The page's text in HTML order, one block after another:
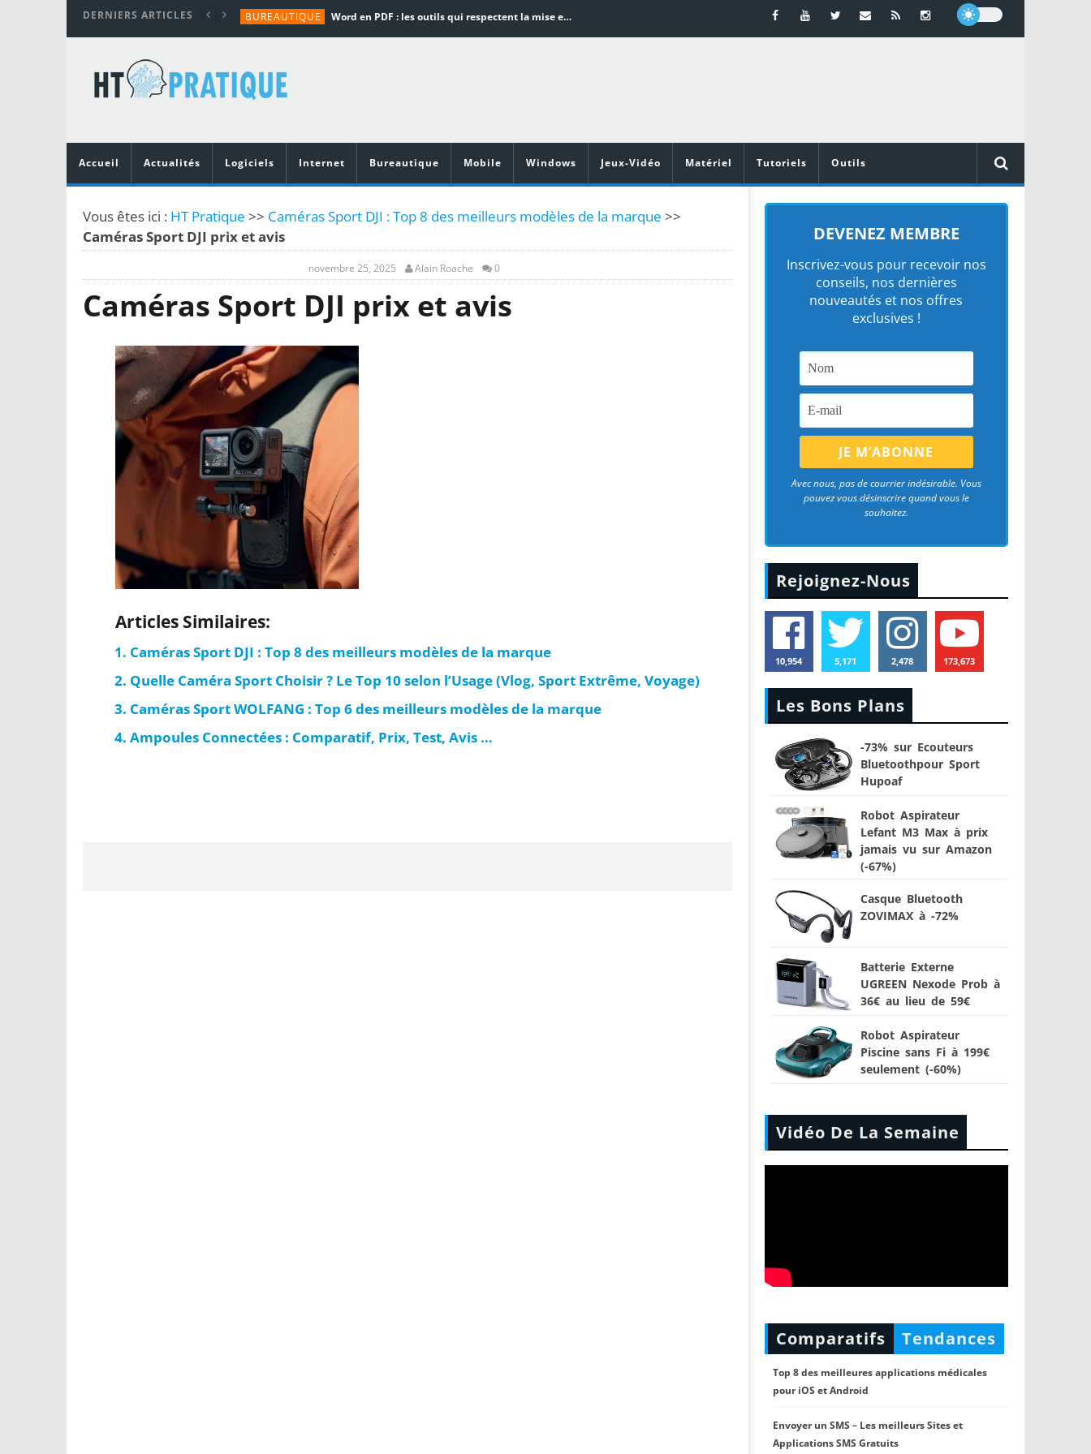
DERNIERS ARTICLES BUREAUTIQUE Word en PDF : les outils qui respectent la mise en page
TUTORIALS
MATÉRIEL
Vidéoprojecteurs Asus : Top 6 des meilleurs modèles de la marque
Accueil
Actualités Logiciels Internet Bureautique Mobile Windows Jeux-Vidéo Matériel Tutoriels Outils
Vous êtes ici : HT Pratique >> Caméras Sport DJI : Top 8 des meilleurs modèles de la marque >>
Caméras Sport DJI prix et avis
novembre 25, 2025 Alain Roache 0
Caméras Sport DJI prix et avis
Articles Similaires:
Caméras Sport DJI : Top 8 des meilleurs modèles de la marque
Quelle Caméra Sport Choisir ? Le Top 10 selon l’Usage (Vlog, Sport Extrême, Voyage)
Caméras Sport WOLFANG : Top 6 des meilleurs modèles de la marque
Ampoules Connectées : Comparatif, Prix, Test, Avis …
DEVENEZ MEMBRE
Inscrivez-vous pour recevoir nos
conseils, nos dernières
nouveautés et nos offres
exclusives !
Avec nous, pas de courrier indésirable. Vous
pouvez vous désinscrire quand vous le
souhaitez.
Rejoignez-Nous
10,954 5,171 2,478 173,673
Les Bons Plans
-73% sur Ecouteurs
Bluetoothpour Sport
Hupoaf
Robot Aspirateur
Lefant M3 Max à prix
jamais vu sur Amazon
(-67%)
Casque Bluetooth
ZOVIMAX à -72%
Batterie Externe
UGREEN Nexode Prob à
36€ au lieu de 59€
Robot Aspirateur
Piscine sans Fi à 199€
seulement (-60%)
Vidéo De La Semaine
Comparatifs Tendances
Top 8 des meilleures applications médicales
pour iOS et Android
Envoyer un SMS – Les meilleurs Sites et
Applications SMS Gratuits